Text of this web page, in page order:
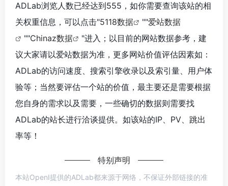
ADLab浏览人数已经达到555，如你需要查询该站的相
关权重信息，可以点击"5118数据 ""爱站数据
""Chinaz数据
"进入；以目前的网站数据参考，建
议大家请以爱站数据为准，更多网站价值评估因素如：
ADLab的访问速度、搜索引擎收录以及索引量、用户体
验等；当然要评估一个站的价值，最主要还是需要根据
您自身的需求以及需要，一些确切的数据则需要找
ADLab的站长进行洽谈提供。如该站的IP、PV、跳出
率等！
特别声明
本站OpenI提供的ADLab都来源于网络，不保证外部链接的准